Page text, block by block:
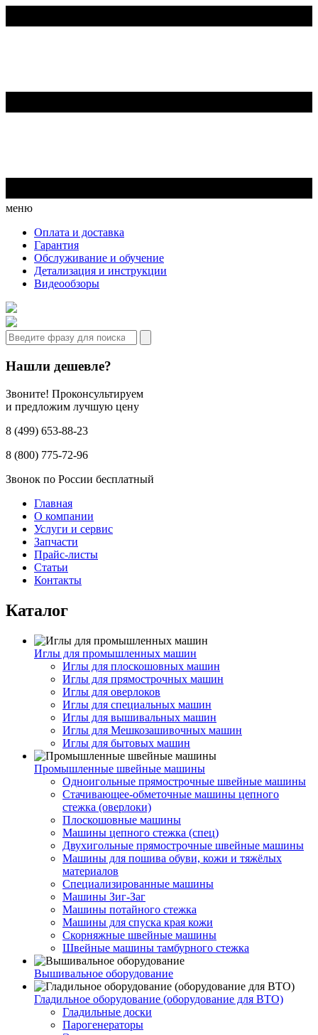
меню
Оплата и доставка
Гарантия
Обслуживание и обучение
Детализация и инструкции
Видеообзоры
Нашли дешевле?
Звоните! Проконсультируем
и предложим лучшую цену
8 (499) 653-88-23
8 (800) 775-72-96
Звонок по России бесплатный
Главная
О компании
Услуги и сервис
Запчасти
Прайс-листы
Статьи
Контакты
Каталог
Иглы для промышленных машин
Иглы для плоскошовных машин
Иглы для прямострочных машин
Иглы для оверлоков
Иглы для специальных машин
Иглы для вышивальных машин
Иглы для Мешкозашивочных машин
Иглы для бытовых машин
Промышленные швейные машины
Одноигольные прямострочные швейные машины
Стачивающее-обметочные машины цепного
стежка (оверлоки)
Плоскошовные машины
Машины цепного стежка (спец)
Двухигольные прямострочные швейные машины
Машины для пошива обуви, кожи и тяжёлых
материалов
Специализированные машины
Машины Зиг-Заг
Машины потайного стежка
Машины для спуска края кожи
Скорняжные швейные машины
Швейные машины тамбурного стежка
Вышивальное оборудование
Гладильное оборудование (оборудование для ВТО)
Гладильные доски
Парогенераторы